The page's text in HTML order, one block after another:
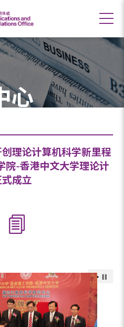
心
理论计算机科学新里程
院-香港中文大学理论计
成立